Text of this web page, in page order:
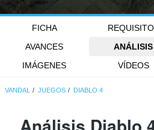
FICHA
AVANCES
ANÁLISIS
IMÁGENES
VÍDEOS
VANDAL JUEGOS DIABLO 4